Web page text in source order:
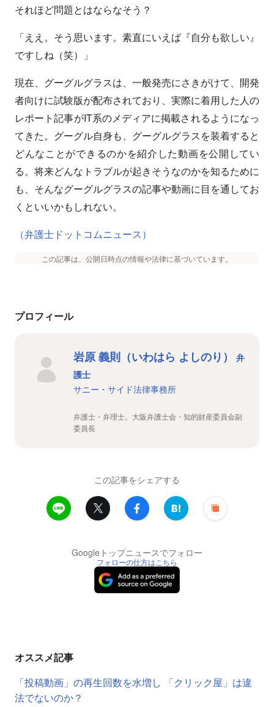
それほど問題とはならなそう？
「ええ。そう思います。素直にいえば『自分も欲しい』
ですしね（笑）」
現在、グーグルグラスは、一般発売にさきがけて、開発
者向けに試験版が配布されており、実際に着用した人の
レポート記事がIT系のメディアに掲載されるようになっ
てきた。グーグル自身も、グーグルグラスを装着すると
どんなことができるのかを紹介した動画を公開してい
る。将来どんなトラブルが起きそうなのかを知るために
も、そんなグーグルグラスの記事や動画に目を通してお
くといいかもしれない。
（弁護士ドットコムニュース）
この記事は、公開日時点の情報や法律に基づいています。
プロフィール
岩原 義則（いわはら よしのり）
弁
護士
サニー・サイド法律事務所
弁護士・弁理士。大阪弁護士会・知的財産委員会副
委員長
この記事をシェアする
Googleトップニュースでフォロー
フォローの仕方はこちら
オススメ記事
「投稿動画」の再生回数を水増し 「クリック屋」は違
法でないのか？